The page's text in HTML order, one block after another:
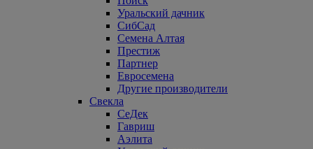
Уральский дачник
СибСад
Семена Алтая
Престиж
Партнер
Евросемена
Другие производители
Свекла
СеДек
Гавриш
Аэлита